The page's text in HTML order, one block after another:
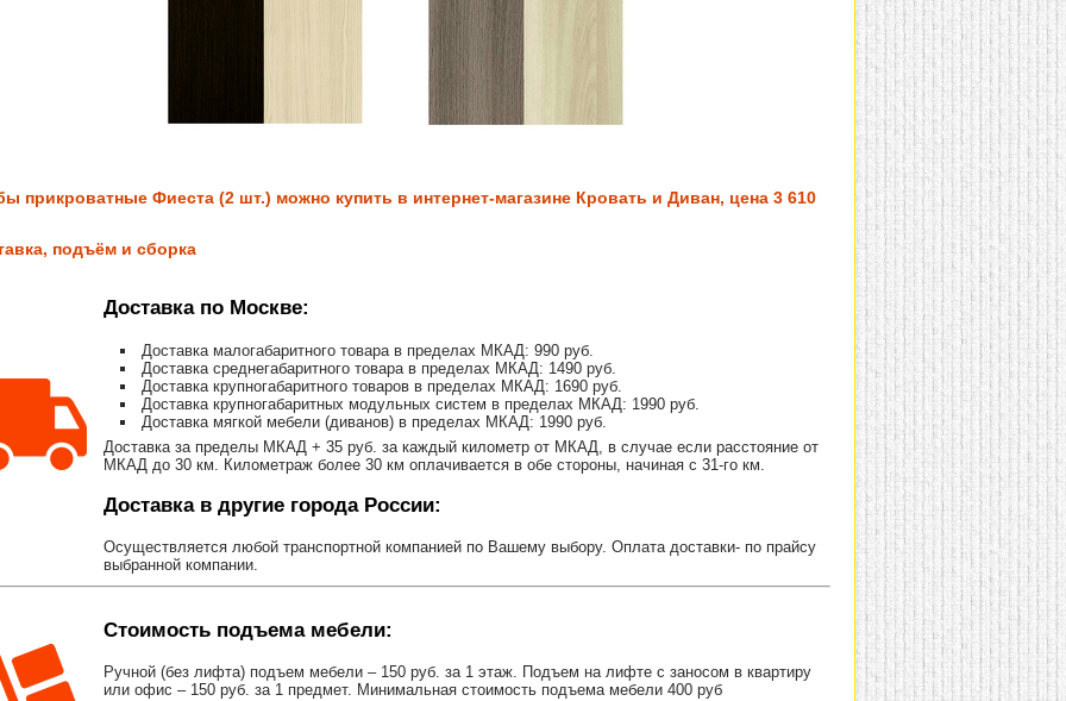
прикроватные Фиеста (2 шт.) можно купить в интернет-магазине Кровать и Диван, цена 3 610
подъём и сборка
Доставка по Москве:
Доставка малогабаритного товара в пределах МКАД: 990 руб.
Доставка среднегабаритного товара в пределах МКАД: 1490 руб.
Доставка крупногабаритного товаров в пределах МКАД: 1690 руб.
Доставка крупногабаритных модульных систем в пределах МКАД: 1990 руб.
Доставка мягкой мебели (диванов) в пределах МКАД: 1990 руб.
Доставка за пределы МКАД + 35 руб. за каждый километр от МКАД, в случае если расстояние от
МКАД до 30 км. Километраж более 30 км оплачивается в обе стороны, начиная с 31-го км.
Доставка в другие города России:
Осуществляется любой транспортной компанией по Вашему выбору. Оплата доставки- по прайсу
выбранной компании.
Стоимость подъема мебели:
Ручной (без лифта) подъем мебели – 150 руб. за 1 этаж. Подъем на лифте с заносом в квартиру
или офис – 150 руб. за 1 предмет. Минимальная стоимость подъема мебели 400 руб